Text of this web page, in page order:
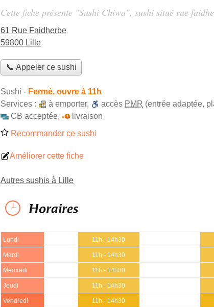
Cette fiche présente "Sushi Chiwa", sushi situé rue
61 Rue Faidherbe
59800 Lille
📞 Appeler ce sushi
Sushi - Fermé, ouvre à 11h
Services :
à emporter, accès PMR (entrée adaptée,
CB acceptée,
livraison
Recommander ce sushi
Améliorer cette fiche
Autres sushis à Lille
Horaires
Lundi 11h - 14h30
Mardi 11h - 14h30
Mercredi 11h - 14h30
Jeudi 11h - 14h30
Vendredi 11h - 14h30